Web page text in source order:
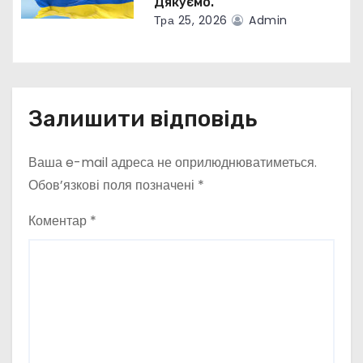
Тра 25, 2026 Admin
Залишити відповідь
Ваша e-mail адреса не оприлюднюватиметься.
Обов’язкові поля позначені *
Коментар *